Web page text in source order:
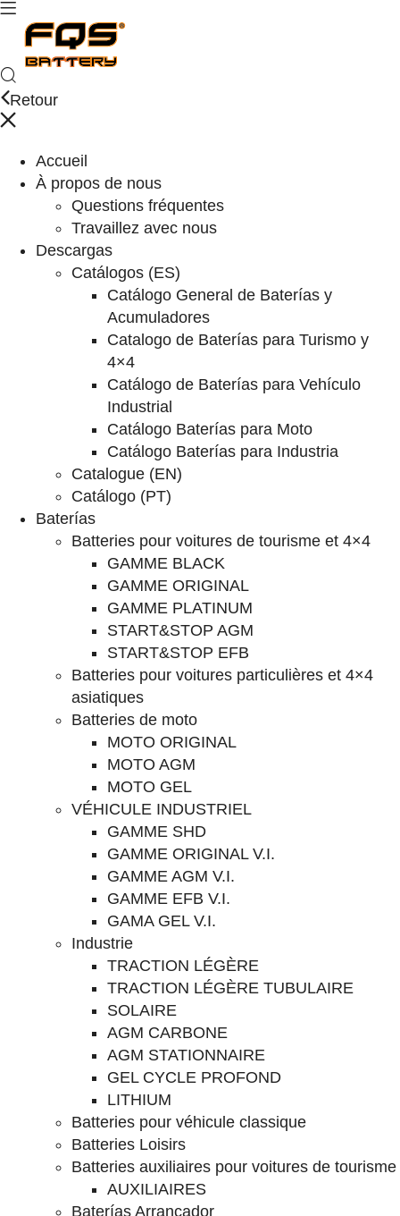
Retour
Accueil
À propos de nous
Questions fréquentes
Travaillez avec nous
Descargas
Catálogos (ES)
Catálogo General de Baterías y
Acumuladores
Catalogo de Baterías para Turismo y
4×4
Catálogo de Baterías para Vehículo
Industrial
Catálogo Baterías para Moto
Catálogo Baterías para Industria
Catalogue (EN)
Catálogo (PT)
Baterías
Batteries pour voitures de tourisme et 4×4
GAMME BLACK
GAMME ORIGINAL
GAMME PLATINUM
START&STOP AGM
START&STOP EFB
Batteries pour voitures particulières et 4×4
asiatiques
Batteries de moto
MOTO ORIGINAL
MOTO AGM
MOTO GEL
VÉHICULE INDUSTRIEL
GAMME SHD
GAMME ORIGINAL V.I.
GAMME AGM V.I.
GAMME EFB V.I.
GAMA GEL V.I.
Industrie
TRACTION LÉGÈRE
TRACTION LÉGÈRE TUBULAIRE
SOLAIRE
AGM CARBONE
AGM STATIONNAIRE
GEL CYCLE PROFOND
LITHIUM
Batteries pour véhicule classique
Batteries Loisirs
Batteries auxiliaires pour voitures de tourisme
AUXILIAIRES
Baterías Arrancador